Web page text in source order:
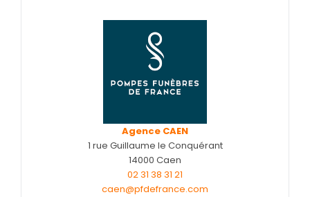
Nos urnes funéraires
Services aux famillesAgence CAEN
1 rue Guillaume le Conquérant
14000 Caen
02 31 38 31 21
caen@pfdefrance.com